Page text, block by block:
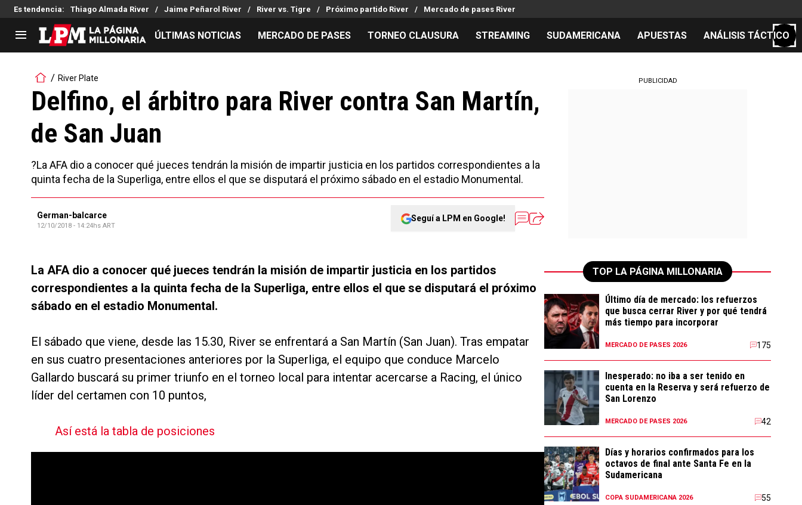
Es tendencia: Thiago Almada River Jaime Peñarol River River vs. Tigre Próximo partido River Mercado de pases River
LIGA PROFESIONAL
Noticias
Tabla de posiciones
Fixture
Reserva
Copa Sudamericana
Copa Argentina
Mercado de Pases
Análisis tácticos
Streaming
Entradas
Noticias
Guías
ÚLTIMAS NOTICIAS MERCADO DE PASES TORNEO CLAUSURA STREAMING SUDAMERICANA APUESTAS ANÁLISIS TÁCTICO
River Plate
Delfino, el árbitro para River contra San Martín,
de San Juan
?La AFA dio a conocer qué jueces tendrán la misión de impartir justicia en los partidos correspondientes a la
quinta fecha de la Superliga, entre ellos el que se disputará el próximo sábado en el estadio Monumental.
German-balcarce
12/10/2018 - 14:24hs ART
Seguí a LPM en Google!
La AFA dio a conocer qué jueces tendrán la misión de impartir justicia en los partidos
correspondientes a la quinta fecha de la Superliga, entre ellos el que se disputará el próximo
sábado en el estadio Monumental.
El sábado que viene, desde las 15.30, River se enfrentará a San Martín (San Juan). Tras empatar
en sus cuatro presentaciones anteriores por la Superliga, el equipo que conduce Marcelo
Gallardo buscará su primer triunfo en el torneo local para intentar acercarse a Racing, el único
líder del certamen con 10 puntos,
Así está la tabla de posiciones
PUBLICIDAD
TOP LA PÁGINA MILLONARIA
Último día de mercado: los refuerzos
que busca cerrar River y por qué tendrá
más tiempo para incorporar
MERCADO DE PASES 2026 175
Inesperado: no iba a ser tenido en
cuenta en la Reserva y será refuerzo de
San Lorenzo
MERCADO DE PASES 2026 42
Días y horarios confirmados para los
octavos de final ante Santa Fe en la
Sudamericana
COPA SUDAMERICANA 2026 55